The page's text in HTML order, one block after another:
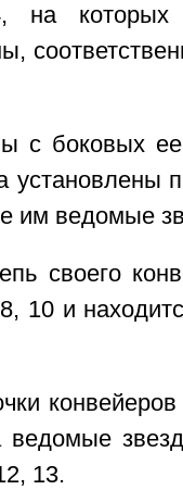
на которых
с боковых
установлены
им ведомые
своего
10 и
13.